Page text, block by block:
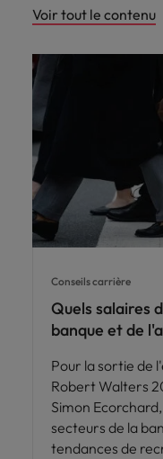
Voir tout le contenu
Conseils carrière
Quels salaires
banque et de
Pour la sortie de
Robert Walters
Simon
secteurs de la
tendances de